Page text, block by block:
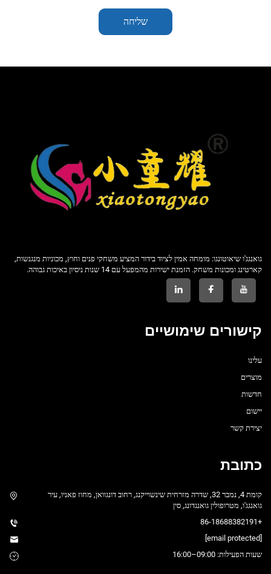
שליחה
גואנגג'ו שיאוטונגו: מומחה אמין לציוד בידור המציע משחקי פנים וחוץ, מכוניות מנגנשות,
קארטינג ומכונות משחק. הזמנת ישירות מהמפעל עם 14 שנות ניסיון באיכות גבוהה.
קישורים שימושיים
עלינו
מוצרים
חדשות
יישום
יצירת קשר
כתובת
קומת 4, נמבר 32, שדרה מזרחית שינשוייקנג, רחוב דונגוואן, מחוז פאניו, עיר
גואנגג'ו, מטרופולין גואנגדונג, סין
+86-18688382191
שעות הפעילות: 09:00–16:00